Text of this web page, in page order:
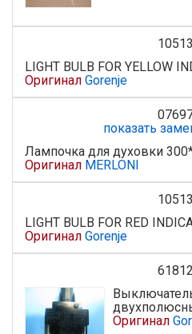
LIGHT BULB FOR YELLOW
Оригинал Gorenje
показать
Лампочка для духовки
Оригинал MERLONI
LIGHT BULB FOR RED
Оригинал Gorenje
Оригинал